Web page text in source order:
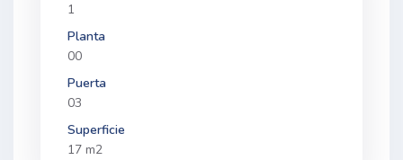
1
Planta
00
Puerta
03
Superficie
17 m2